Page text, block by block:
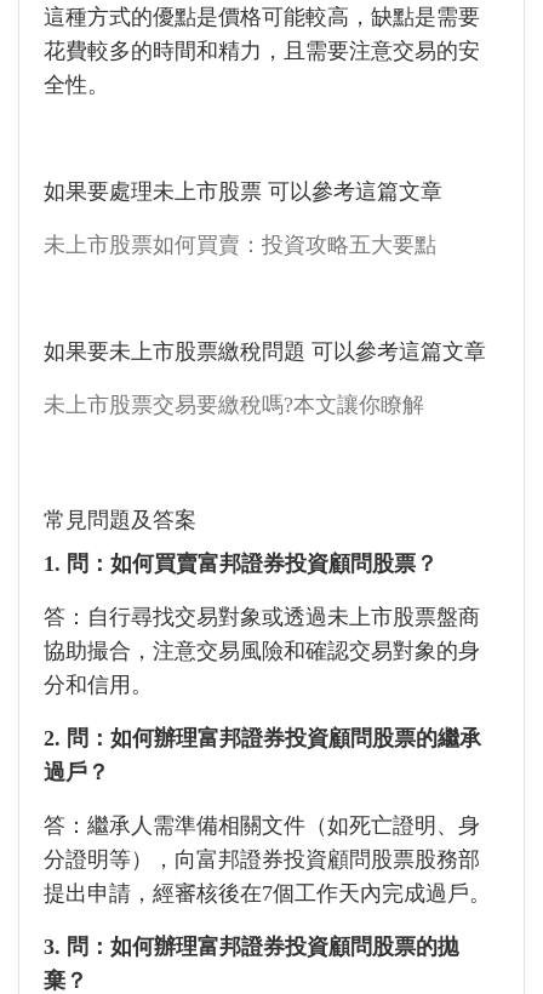
這種方式的優點是價格可能較高，缺點是需要
花費較多的時間和精力，且需要注意交易的安
全性。
如果要處理未上市股票 可以參考這篇文章
未上市股票如何買賣：投資攻略五大要點
如果要未上市股票繳稅問題 可以參考這篇文章
未上市股票交易要繳稅嗎?本文讓你瞭解
常見問題及答案
1. 問：如何買賣富邦證券投資顧問股票？
答：自行尋找交易對象或透過未上市股票盤商
協助撮合，注意交易風險和確認交易對象的身
分和信用。
2. 問：如何辦理富邦證券投資顧問股票的繼承
過戶？
答：繼承人需準備相關文件（如死亡證明、身
分證明等），向富邦證券投資顧問股票股務部
提出申請，經審核後在7個工作天內完成過戶。
3. 問：如何辦理富邦證券投資顧問股票的拋
棄？